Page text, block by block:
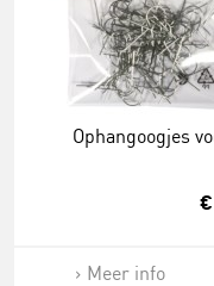
Ophangoogjes
Meer info